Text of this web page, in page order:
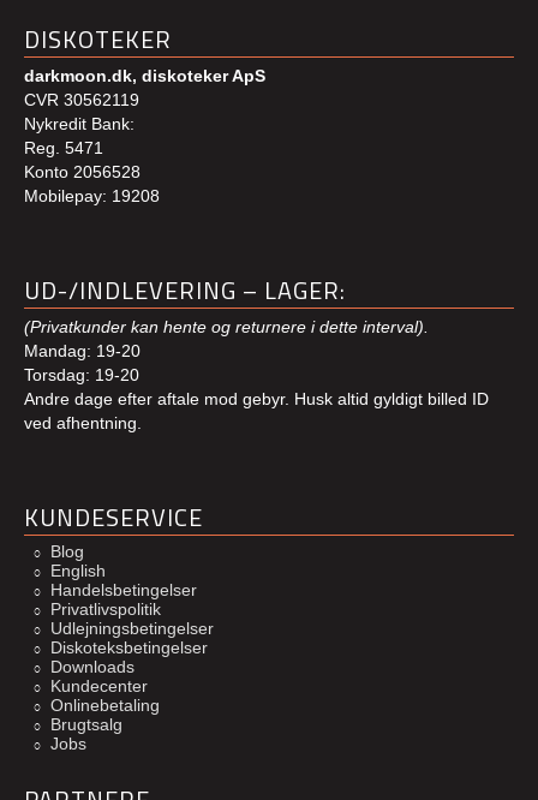
DISKOTEKER
darkmoon.dk, diskoteker ApS
CVR 30562119
Nykredit Bank:
Reg. 5471
Konto 2056528
Mobilepay: 19208
UD-/INDLEVERING – LAGER:
(Privatkunder kan hente og returnere i dette interval).
Mandag: 19-20
Torsdag: 19-20
Andre dage efter aftale mod gebyr. Husk altid gyldigt billed ID
ved afhentning.
KUNDESERVICE
Blog
English
Handelsbetingelser
Privatlivspolitik
Udlejningsbetingelser
Diskoteksbetingelser
Downloads
Kundecenter
Onlinebetaling
Brugtsalg
Jobs